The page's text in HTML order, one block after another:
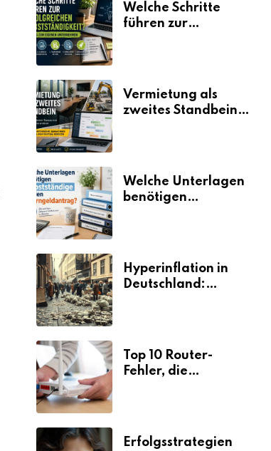
Welche Schritte
führen zur
Vermietung als
zweites Standbein:
Umsätze machen
Welche Unterlagen
benötigen
Hyperinflation in
Deutschland:
Top 10 Router-
Fehler, die
Erfolgsstrategien